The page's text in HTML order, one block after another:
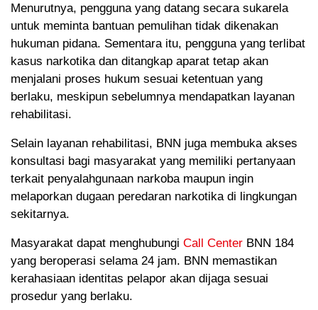
Menurutnya, pengguna yang datang secara sukarela
untuk meminta bantuan pemulihan tidak dikenakan
hukuman pidana. Sementara itu, pengguna yang terlibat
kasus narkotika dan ditangkap aparat tetap akan
menjalani proses hukum sesuai ketentuan yang
berlaku, meskipun sebelumnya mendapatkan layanan
rehabilitasi.
Selain layanan rehabilitasi, BNN juga membuka akses
konsultasi bagi masyarakat yang memiliki pertanyaan
terkait penyalahgunaan narkoba maupun ingin
melaporkan dugaan peredaran narkotika di lingkungan
sekitarnya.
Masyarakat dapat menghubungi Call Center BNN 184
yang beroperasi selama 24 jam. BNN memastikan
kerahasiaan identitas pelapor akan dijaga sesuai
prosedur yang berlaku.